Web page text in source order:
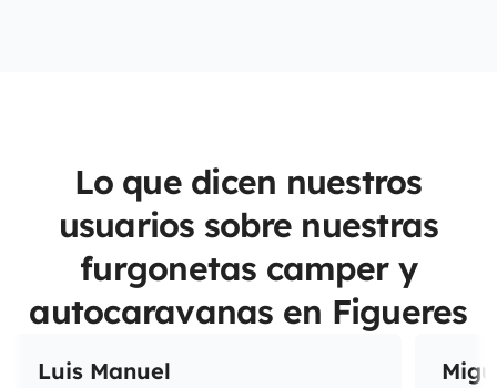
Lo que dicen nuestros
usuarios sobre nuestras
furgonetas camper y
autocaravanas en Figueres
Luis Manuel